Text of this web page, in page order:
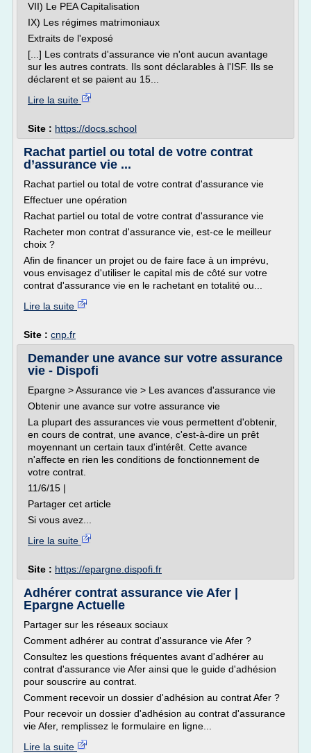
VII) Le PEA Capitalisation
IX) Les régimes matrimoniaux
Extraits de l'exposé
[...] Les contrats d'assurance vie n'ont aucun avantage
sur les autres contrats. Ils sont déclarables à l'ISF. Ils se
déclarent et se paient au 15...
Lire la suite
Site : https://docs.school
Rachat partiel ou total de votre contrat
d’assurance vie ...
Rachat partiel ou total de votre contrat d'assurance vie
Effectuer une opération
Rachat partiel ou total de votre contrat d'assurance vie
Racheter mon contrat d'assurance vie, est-ce le meilleur
choix ?
Afin de financer un projet ou de faire face à un imprévu,
vous envisagez d'utiliser le capital mis de côté sur votre
contrat d'assurance vie en le rachetant en totalité ou...
Lire la suite
Site : cnp.fr
Demander une avance sur votre assurance
vie - Dispofi
Epargne > Assurance vie > Les avances d'assurance vie
Obtenir une avance sur votre assurance vie
La plupart des assurances vie vous permettent d'obtenir,
en cours de contrat, une avance, c'est-à-dire un prêt
moyennant un certain taux d'intérêt. Cette avance
n'affecte en rien les conditions de fonctionnement de
votre contrat.
11/6/15 |
Partager cet article
Si vous avez...
Lire la suite
Site : https://epargne.dispofi.fr
Adhérer contrat assurance vie Afer |
Epargne Actuelle
Partager sur les réseaux sociaux
Comment adhérer au contrat d'assurance vie Afer ?
Consultez les questions fréquentes avant d'adhérer au
contrat d'assurance vie Afer ainsi que le guide d'adhésion
pour souscrire au contrat.
Comment recevoir un dossier d'adhésion au contrat Afer ?
Pour recevoir un dossier d'adhésion au contrat d'assurance
vie Afer, remplissez le formulaire en ligne...
Lire la suite